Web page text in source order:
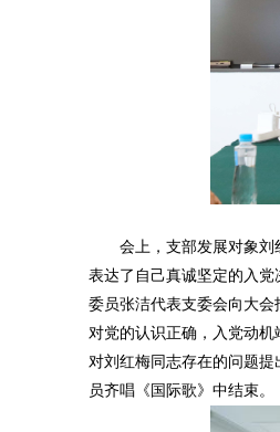
会上，支部发展对象刘红
表达了自己真诚坚定的入
委员张洁代表支委会向大
对党的认识正确，入党动
对刘红梅同志存在的问题
员齐唱《国际歌》中结束。